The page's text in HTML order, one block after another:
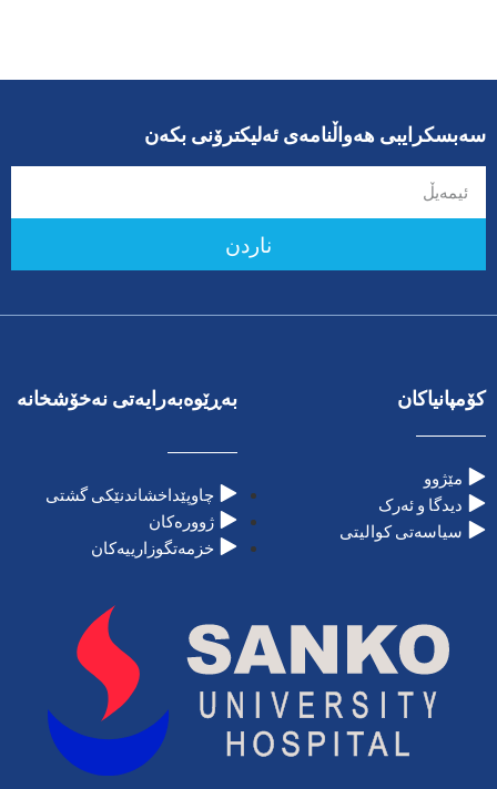
سەبسکرایبی هەواڵنامەی ئەلیکترۆنی بکەن
ناردن
کۆمپانیاکان
مێژوو
دیدگا و ئەرک
سیاسەتی کوالیتی
بەڕێوەبەرایەتی نەخۆشخانە
چاوپێداخشاندنێکی گشتی
ژوورەکان
خزمەتگوزارییەکان